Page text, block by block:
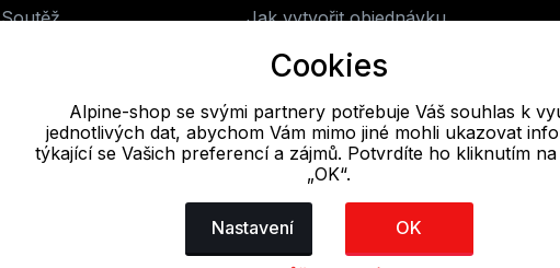
Soutěž
Jak vytvořit objednávku
Obchodní podmínky
Doprava
E-mail
obchod@alpine-shop.cz
Cookies
Alpine-shop se svými partnery potřebuje Váš souhlas k
jednotlivých dat, abychom Vám mimo jiné mohli ukazovat
týkající se Vašich preferencí a zájmů. Potvrdíte ho kliknutím
„OK“.
Nastavení OK